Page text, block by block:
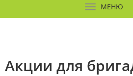
МЕНЮ
Акции для